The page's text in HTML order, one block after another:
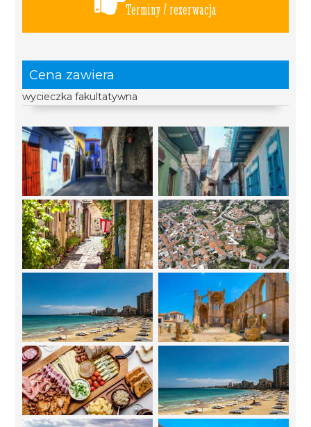
Terminy / rezerwacja
Cena zawiera
wycieczka fakultatywna